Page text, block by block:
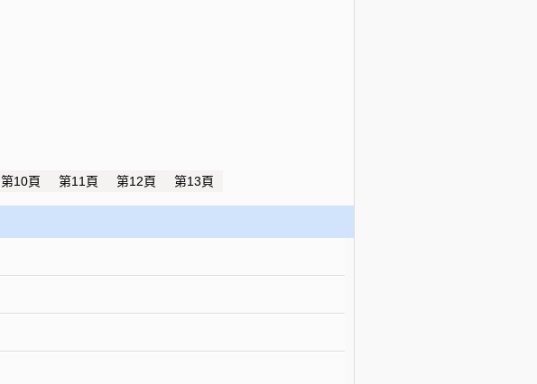
第10頁 第11頁 第12頁 第13頁